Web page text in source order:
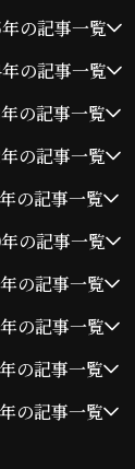
の記事一覧
の記事一覧
の記事一覧
の記事一覧
の記事一覧
の記事一覧
の記事一覧
の記事一覧
の記事一覧
の記事一覧